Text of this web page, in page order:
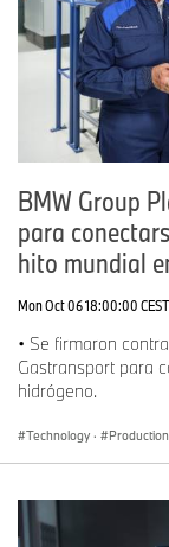
BMW Group
para
hito mundial
Mon Oct 06 18:00:00
• Se firmaron
Gastransport para
hidrógeno.
Technology ·